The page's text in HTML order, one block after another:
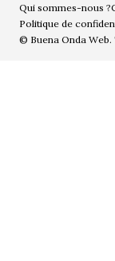
Qui sommes-nous ?
Politique de
© Buena Onda